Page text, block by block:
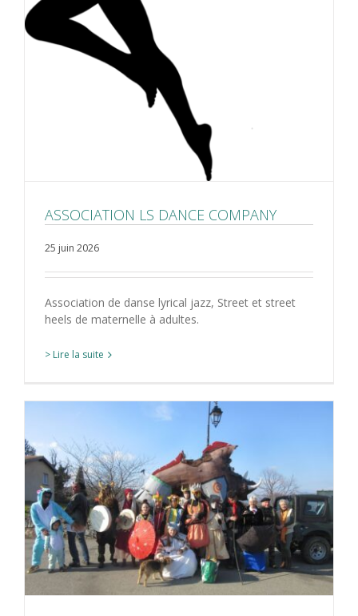
ASSOCIATION LS DANCE COMPANY
25 juin 2026
Association de danse lyrical jazz, Street et street
heels de maternelle à adultes.
> Lire la suite